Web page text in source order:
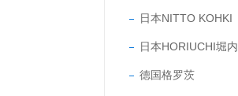
日本NITTO KOHKI
日本HORIUCHI堀内
德国格罗茨